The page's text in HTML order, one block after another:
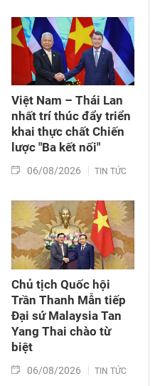
Việt Nam – Thái Lan
nhất trí thúc đẩy triển
khai thực chất Chiến
lược "Ba kết nối"
06/08/2026 TIN TỨC
Chủ tịch Quốc hội
Trần Thanh Mẫn tiếp
Đại sứ Malaysia Tan
Yang Thai chào từ
biệt
06/08/2026 TIN TỨC